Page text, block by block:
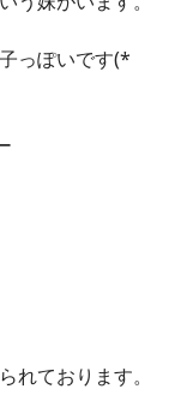
っぽいです(*
れております。